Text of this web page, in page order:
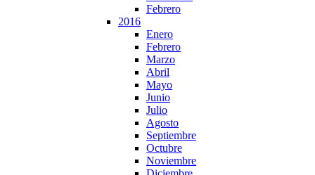
Febrero
2016
Enero
Febrero
Marzo
Abril
Mayo
Junio
Julio
Agosto
Septiembre
Octubre
Noviembre